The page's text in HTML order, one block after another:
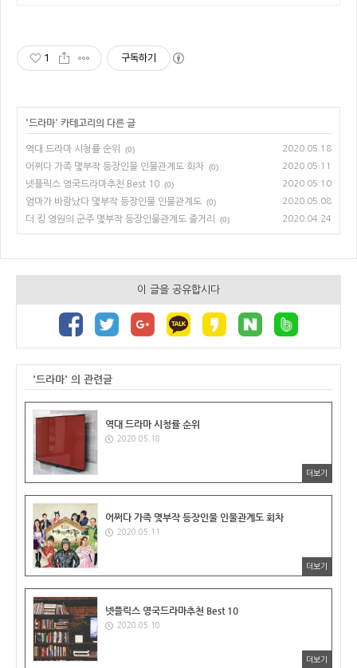
1 구독하기
'드라마' 카테고리의 다른 글
역대 드라마 시청률 순위 (0) 2020.05.18
어쩌다 가족 몇부작 등장인물 인물관계도 회차 (0) 2020.05.11
넷플릭스 영국드라마추천 Best 10 (0) 2020.05.10
엄마가 바람났다 몇부작 등장인물 인물관계도 (0) 2020.05.08
더 킹 영원의 군주 몇부작 등장인물관계도 줄거리 (0) 2020.04.24
이 글을 공유합시다
'드라마' 의 관련글
역대 드라마 시청률 순위
2020.05.18
더보기
어쩌다 가족 몇부작 등장인물 인물관계도 회차
2020.05.11
더보기
넷플릭스 영국드라마추천 Best 10
2020.05.10
더보기